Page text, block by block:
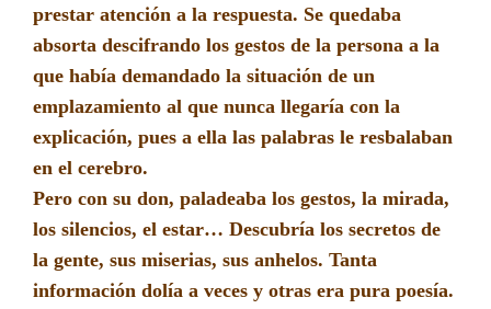
prestar atención a la respuesta. Se quedaba
absorta descifrando los gestos de la persona a la
que había demandado la situación de un
emplazamiento al que nunca llegaría con la
explicación, pues a ella las palabras le resbalaban
en el cerebro.
Pero con su don, paladeaba los gestos, la mirada,
los silencios, el estar… Descubría los secretos de
la gente, sus miserias, sus anhelos. Tanta
información dolía a veces y otras era pura poesía.